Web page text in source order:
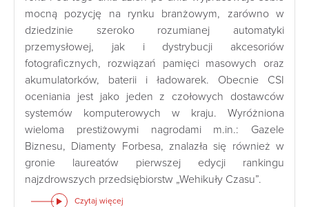
mocną pozycję na rynku branżowym, zarówno w
dziedzinie szeroko rozumianej automatyki
przemysłowej, jak i dystrybucji akcesoriów
fotograficznych, rozwiązań pamięci masowych oraz
akumulatorków, baterii i ładowarek. Obecnie CSI
oceniania jest jako jeden z czołowych dostawców
systemów komputerowych w kraju. Wyróżniona
wieloma prestiżowymi nagrodami m.in.: Gazele
Biznesu, Diamenty Forbesa, znalazła się również w
gronie laureatów pierwszej edycji rankingu
najzdrowszych przedsiębiorstw „Wehikuły Czasu”.
Czytaj więcej